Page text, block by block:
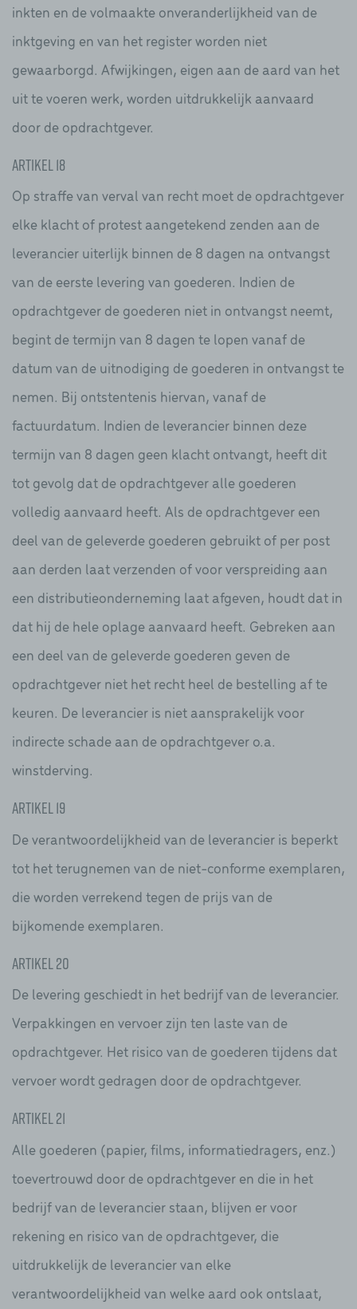
inkten en de volmaakte onveranderlijkheid van de
inktgeving en van het register worden niet
gewaarborgd. Afwijkingen, eigen aan de aard van het
uit te voeren werk, worden uitdrukkelijk aanvaard
door de opdrachtgever.
Artikel 18
Op straffe van verval van recht moet de opdrachtgever
elke klacht of protest aangetekend zenden aan de
leverancier uiterlijk binnen de 8 dagen na ontvangst
van de eerste levering van goederen. Indien de
opdrachtgever de goederen niet in ontvangst neemt,
begint de termijn van 8 dagen te lopen vanaf de
datum van de uitnodiging de goederen in ontvangst te
nemen. Bij ontstentenis hiervan, vanaf de
factuurdatum. Indien de leverancier binnen deze
termijn van 8 dagen geen klacht ontvangt, heeft dit
tot gevolg dat de opdrachtgever alle goederen
volledig aanvaard heeft. Als de opdrachtgever een
deel van de geleverde goederen gebruikt of per post
aan derden laat verzenden of voor verspreiding aan
een distributieonderneming laat afgeven, houdt dat in
dat hij de hele oplage aanvaard heeft. Gebreken aan
een deel van de geleverde goederen geven de
opdrachtgever niet het recht heel de bestelling af te
keuren. De leverancier is niet aansprakelijk voor
indirecte schade aan de opdrachtgever o.a.
winstderving.
Artikel 19
De verantwoordelijkheid van de leverancier is beperkt
tot het terugnemen van de niet-conforme exemplaren,
die worden verrekend tegen de prijs van de
bijkomende exemplaren.
Artikel 20
De levering geschiedt in het bedrijf van de leverancier.
Verpakkingen en vervoer zijn ten laste van de
opdrachtgever. Het risico van de goederen tijdens dat
vervoer wordt gedragen door de opdrachtgever.
Artikel 21
Alle goederen (papier, films, informatiedragers, enz.)
toevertrouwd door de opdrachtgever en die in het
bedrijf van de leverancier staan, blijven er voor
rekening en risico van de opdrachtgever, die
uitdrukkelijk de leverancier van elke
verantwoordelijkheid van welke aard ook ontslaat,